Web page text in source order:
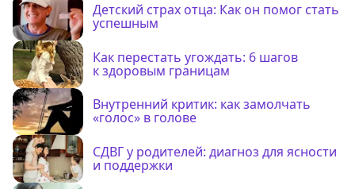
Детский страх отца: Как он помог стать
успешным
Как перестать угождать: 6 шагов
к здоровым границам
Внутренний критик: как замолчать
«голос» в голове
СДВГ у родителей: диагноз для ясности
и поддержки